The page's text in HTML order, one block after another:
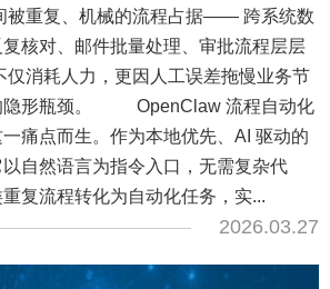
被重复、机械的流程占据—— 跨系统数
核对、邮件批量处理、审批流程层层
消耗人力，更因人工误差拖慢业务节
隐形瓶颈。 OpenClaw 流程自动化
痛点而生。作为本地优先、AI 驱动的
自然语言为指令入口，无需复杂代
复流程转化为自动化任务，实...
2026.03.27